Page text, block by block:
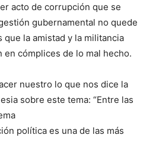
acto de corrupción que se
gubernamental no quede
que la amistad y la militancia
cómplices de lo mal hecho.
nuestro lo que nos dice la
sobre este tema: “Entre las
política es una de las más